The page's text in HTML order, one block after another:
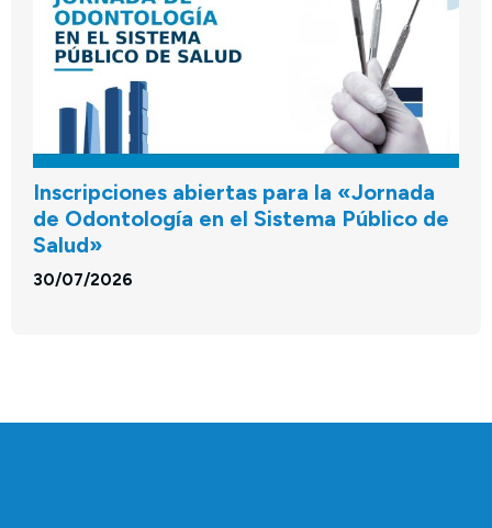
Inscripciones abiertas para la «Jornada
de Odontología en el Sistema Público de
Salud»
30/07/2026